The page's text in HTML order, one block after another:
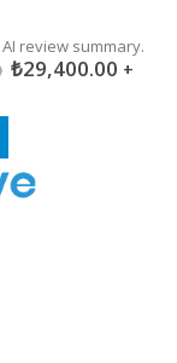
review summary.
₺29,400.00 +